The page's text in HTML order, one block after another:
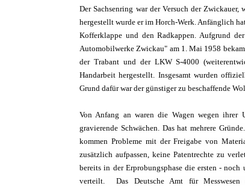
Der Sachsenring war der Versuch der
hergestellt wurde er im Horch-Werk. Anfänglich
Kofferklappe und den Radkappen. Aufgrund
Automobilwerke Zwickau" am 1. Mai 1958
der Trabant und der LKW S-4000
Handarbeit hergestellt. Insgesamt wurden
Grund dafür war der günstiger zu beschaffende
Von Anfang an waren die Wagen wegen ihrer
gravierende Schwächen. Das hat mehrere
kommen Probleme mit der Freigabe von
zusätzlich aufpassen, keine Patentrechte zu
bereits in der Erprobungsphase die ersten - noch
verteilt. Das Deutsche Amt für